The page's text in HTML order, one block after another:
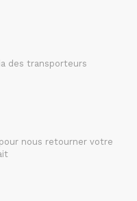
des transporteurs
nous retourner votre